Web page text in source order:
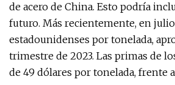
de acero de China. Esto podría
futuro. Más recientemente, en
estadounidenses por tonelada,
trimestre de 2023. Las primas de
de 49 dólares por tonelada, frente